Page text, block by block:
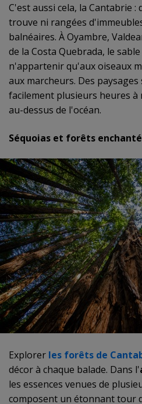
C'est aussi cela, la Cantabrie :
trouve ni rangées
balnéaires. À Oyambre,
de la Costa Quebrada, le
n'appartenir qu'aux oiseaux
aux marcheurs. Des
facilement plusieurs heures
au-dessus de l'océan.
Séquoias et forêts
Explorer les forêts de
décor à chaque balade. Dans l'
les essences venues de
composent un étonnant tour